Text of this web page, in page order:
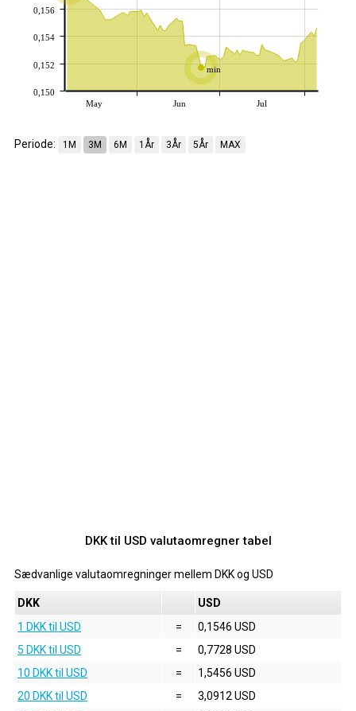
min
May Jun Jul
0,150
0,152
0,154
0,156
Periode: 1M 3M 6M 1År 3År 5År MAX
DKK til USD valutaomregner tabel
Sædvanlige valutaomregninger mellem DKKog USD
DKK
USD
1 DKK til USD
=
0,1546 USD
5 DKK til USD
=
0,7728 USD
10 DKK til USD
=
1,5456 USD
20 DKK til USD
=
3,0912 USD